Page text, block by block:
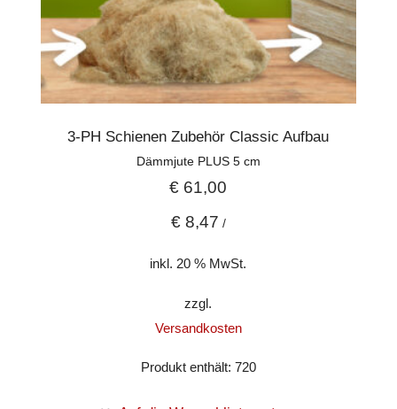
3-PH Schienen Zubehör Classic Aufbau
Dämmjute PLUS 5 cm
€ 61,00
€8,47 /
inkl. 20 % MwSt.
zzgl.
Versandkosten
Produkt enthält: 720